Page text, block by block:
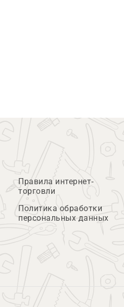
Правила интернет-
торговли
Политика обработки
персональных данных